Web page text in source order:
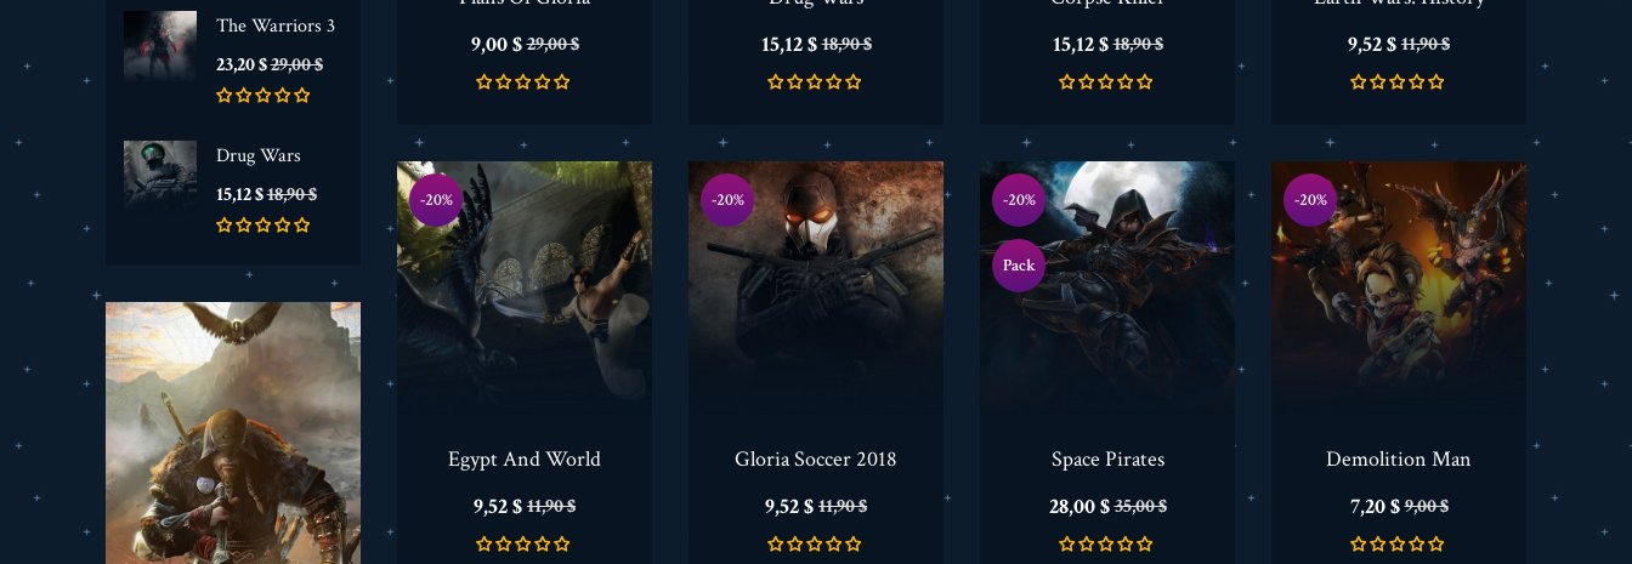
The Warriors 3
Cena
23,20 $Cena
podstawowa
29,00 $
Drug Wars
Cena
15,12 $Cena
podstawowa
18,90 $
Cena
9,00 $Cena
29,00 $
Cena
15,12 $Cena
18,90 $
Cena
15,12 $Cena
18,90 $
Cena
9,52 $Cena
11,90 $
-20%
Egypt And World
Cena
9,52 $Cena
11,90 $
-20%
Gloria Soccer 2018
Cena
9,52 $Cena
11,90 $
-20%
Pack
Space Pirates
Cena
28,00 $Cena
35,00 $
-20%
Demolition Man
Cena
7,20 $Cena
9,00 $